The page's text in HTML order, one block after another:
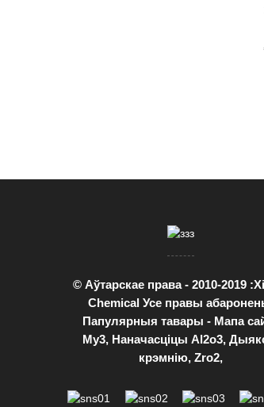
© Аўтарскае права - 2010-2019
Chemical Усе правы
Папулярныя тавары - Мапа
Му3, Наначасціцы Al2o3,
крэмнію, Zro2,